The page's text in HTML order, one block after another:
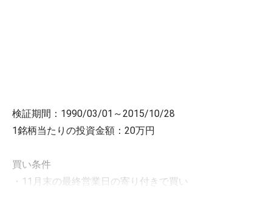
検証期間：1990/03/01～2015/10/28
1銘柄当たりの投資金額：20万円
買い条件
・11月末の最終営業日の寄り付きで買い